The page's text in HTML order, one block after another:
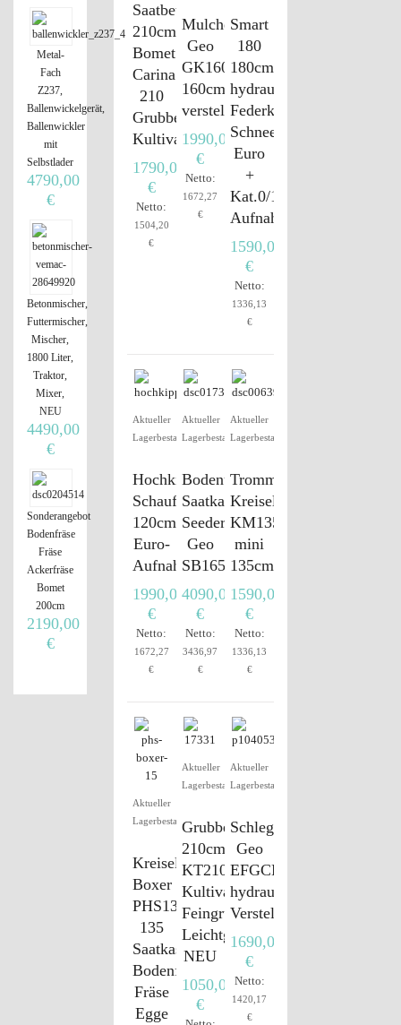
Saatbettkombination
210cm
Bomet
Carina
210
Grubber
Kultivator
1790,00
€
Netto:
1504,20
€
Mulcher
Geo
GK160
160cm
verstellbar
1990,00
€
Netto:
1672,27
€
Smart
180
180cm
hydraul.
Federklappen
Schneeschild,
Euro
+
Kat.0/1
Aufnahme
1590,00
€
Netto:
1336,13
€
Aktueller
Lagerbestand
Hochkippschaufel,
Schaufel,
120cm,
Euro-
Aufnahme
1990,00
€
Netto:
1672,27
€
Aktueller
Lagerbestand
Bodenumkehrfräse
Saatkasten
Seeder
Geo
SB165
4090,00
€
Netto:
3436,97
€
Aktueller
Lagerbestand
Trommelmähwerk
Kreiselmähwerk
KM135
mini
135cm
1590,00
€
Netto:
1336,13
€
Aktueller
Lagerbestand
Kreiselegge
Boxer
PHS135
135
Saatkasten
Bodenfräse
Fräse
Egge
Aktueller
Lagerbestand
Grubber
210cm
KT210
Kultivator
Feingrubber
Leichtgrubber
NEU
1050,00
€
Aktueller
Lagerbestand
Schlegelmulcher
Geo
EFGCH125
hydraulische
Verstellung
1690,00
€
Netto:
1420,17
€
Metal-
Fach
Z237,
Ballenwickelgerät,
Ballenwickler
mit
Selbstlader
4790,00
€
Betonmischer,
Futtermischer,
Mischer,
1800 Liter,
Traktor,
Mixer,
NEU
4490,00
€
Sonderangebot
Bodenfräse
Fräse
Ackerfräse
Bomet
200cm
2190,00
€